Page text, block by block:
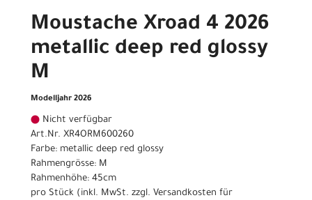
Moustache Xroad 4 2026
metallic deep red glossy
M
Modelljahr 2026
Nicht verfügbar
Art.Nr. XR4ORM600260
Farbe: metallic deep red glossy
Rahmengrösse: M
Rahmenhöhe: 45cm
pro Stück (inkl. MwSt. zzgl. Versandkosten für